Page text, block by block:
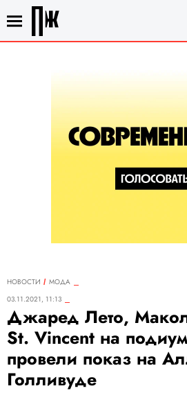
НОВОСТИ
МОДА
03.11.2021, 11:13
Джаред Лето,
St. Vincent на
провели показ на
Голливуде